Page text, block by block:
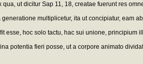
ut dicitur Sap 11, 18, creatae fuerunt res
multiplicetur, ita ut concipiatur, eam
esse, hoc solo tactu, hac sui unione,
potentia fieri posse, ut a corpore animato